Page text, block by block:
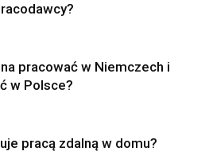
pracować w Niemczech i
w Polsce?
pracą zdalną w domu?